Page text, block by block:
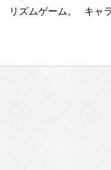
リズムゲーム。 キャ